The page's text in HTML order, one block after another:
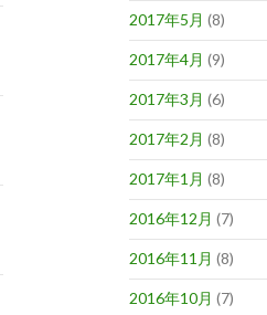
2017年5月 (8)
2017年4月 (9)
2017年3月 (6)
2017年2月 (8)
2017年1月 (8)
2016年12月 (7)
2016年11月 (8)
2016年10月 (7)